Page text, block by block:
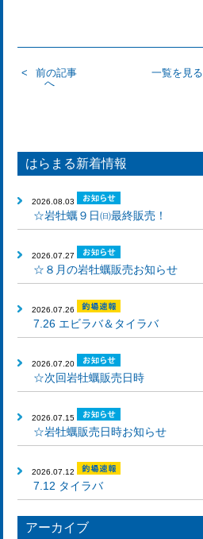
前の記事
へ
一覧を見る
はらまる新着情報
2026.08.03
☆岩牡蠣９日㈰最終販売！
2026.07.27
☆８月の岩牡蠣販売お知らせ
2026.07.26
7.26 エビラバ＆タイラバ
2026.07.20
☆次回岩牡蠣販売日時
2026.07.15
☆岩牡蠣販売日時お知らせ
2026.07.12
7.12 タイラバ
アーカイブ